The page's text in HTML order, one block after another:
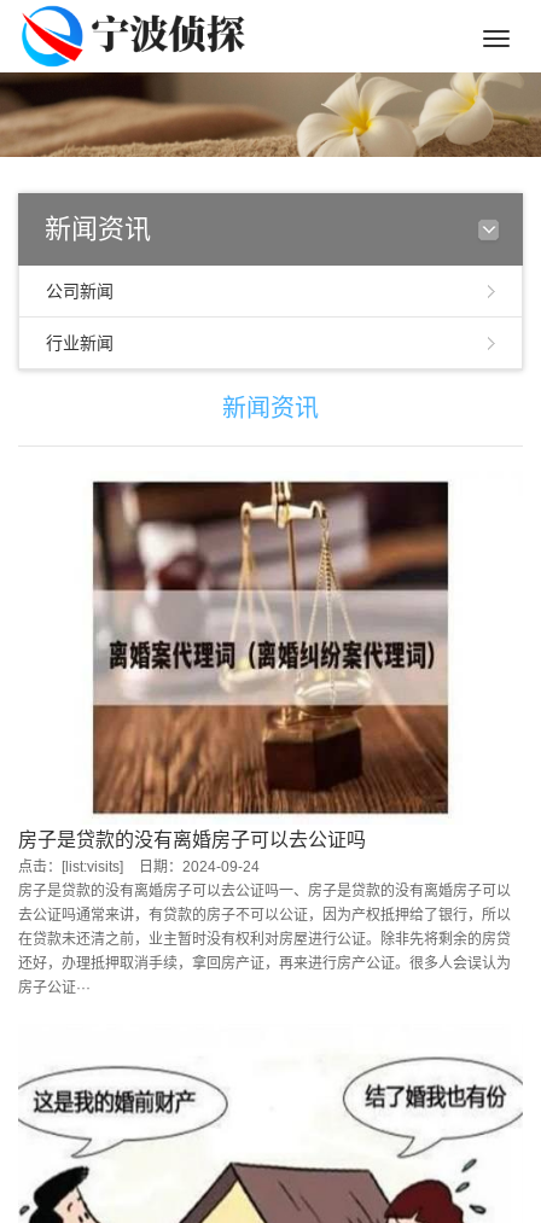
Toggle
新闻资讯
公司新闻
行业新闻
新闻资讯
房子是贷款的没有离婚房子可以去公证吗
点击：[list:visits]
日期：2024-09-24
房子是贷款的没有离婚房子可以去公证吗一、房子是贷款的没有离婚房子可以
去公证吗通常来讲，有贷款的房子不可以公证，因为产权抵押给了银行，所以
在贷款未还清之前，业主暂时没有权利对房屋进行公证。除非先将剩余的房贷
还好，办理抵押取消手续，拿回房产证，再来进行房产公证。很多人会误认为
房子公证···